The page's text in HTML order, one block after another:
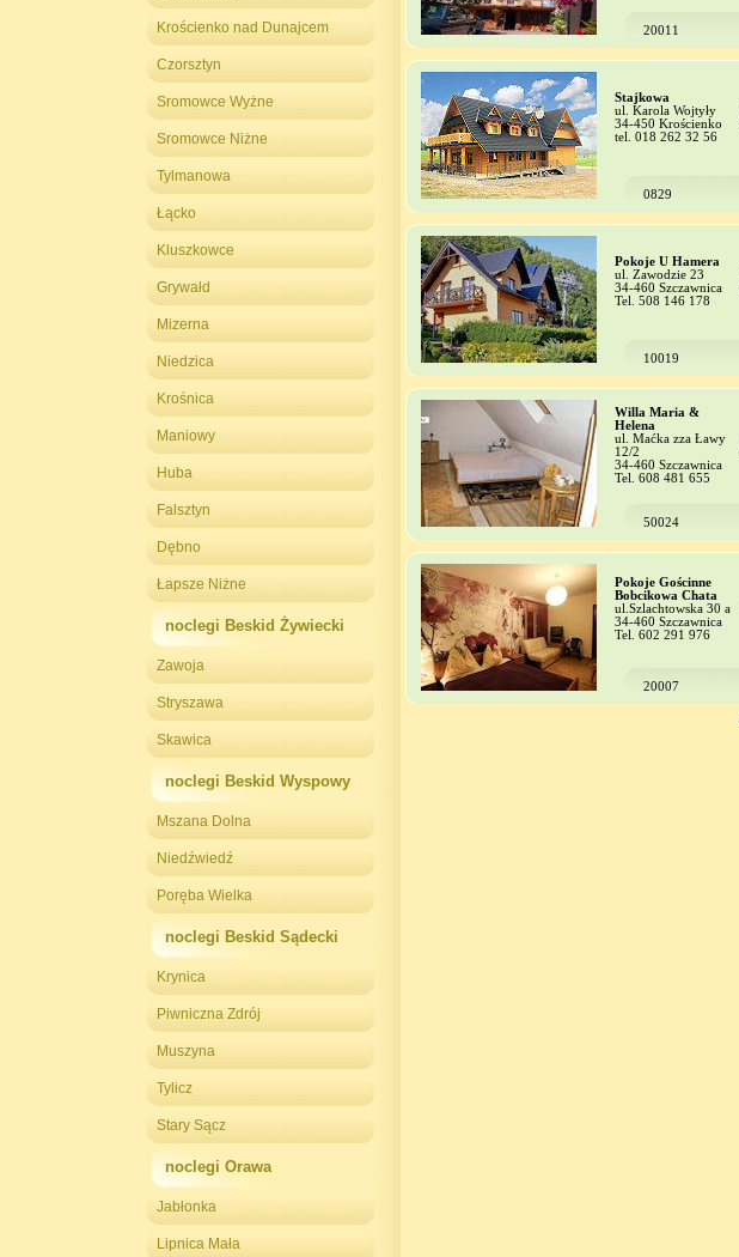
Krościenko nad Dunajcem
Czorsztyn
Sromowce Wyżne
Sromowce Niżne
Tylmanowa
Łącko
Kluszkowce
Grywałd
Mizerna
Niedzica
Krośnica
Maniowy
Huba
Falsztyn
Dębno
Łapsze Niżne
noclegi Beskid Żywiecki
Zawoja
Stryszawa
Skawica
noclegi Beskid Wyspowy
Mszana Dolna
Niedźwiedź
Poręba Wielka
noclegi Beskid Sądecki
Krynica
Piwniczna Zdrój
Muszyna
Tylicz
Stary Sącz
noclegi Orawa
Jabłonka
Lipnica Mała
20011
Stajkowa
ul. Karola Wojtyły
34-450 Krościenko
tel. 018 262 32 56
0829
Pokoje U Hamera
ul. Zawodzie 23
34-460 Szczawnica
Tel. 508 146 178
10019
Willa Maria &
Helena
ul. Maćka zza Ławy
12/2
34-460 Szczawnica
Tel. 608 481 655
50024
Pokoje Gościnne
Bobcikowa Chata
ul.Szlachtowska 30 a
34-460 Szczawnica
Tel. 602 291 976
20007